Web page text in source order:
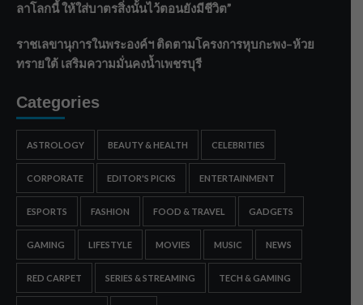
ลาโลกนี้ ให้ใส่บาตรสิ่งนั้นไว้ตอนยังมีชีวิต”
ราชเลขานุการในพระองค์ฯ ติดตามโครงการหุบกะพง–ห้วย
ทรายใต้ เสริมความมั่นคงน้ำเพชรบุรี
Categories
ASTROLOGY BEAUTY & HEALTH CELEBRITIES
CORPORATE EDITOR'S PICKS ENTERTAINMENT
ESPORTS FASHION FOOD & TRAVEL GADGETS
GAMING LIFESTYLE MOVIES MUSIC NEWS
RED CARPET SERIES & STREAMING TECH & GAMING